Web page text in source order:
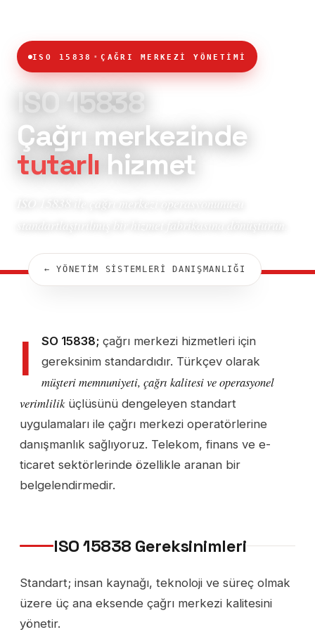
ISO 15838 ·ÇAĞRI MERKEZİ YÖNETİMİ
ISO 15838
Çağrı merkezinde
tutarlı hizmet
← YÖNETİM SİSTEMLERİ DANIŞMANLIĞI
I SO 15838; çağrı merkezi hizmetleri için
gereksinim standardıdır. Türkçev olarak
müşteri memnuniyeti, çağrı kalitesi ve operasyonel
verimliliküçlüsünü dengeleyen standart
uygulamaları ile çağrı merkezi operatörlerine
danışmanlık sağlıyoruz. Telekom, finans ve e-
ticaret sektörlerinde özellikle aranan bir
belgelendirmedir.
ISO 15838 Gereksinimleri
Standart; insan kaynağı, teknoloji ve süreç olmak
üzere üç ana eksende çağrı merkezi kalitesini
yönetir.